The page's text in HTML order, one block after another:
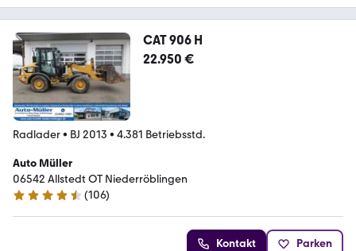
CAT 906 H
22.950 €
Radlader• BJ 2013 • 4.381 Betriebsstd.
Auto Müller
06542 Allstedt OT Niederröblingen
4.3 Sterne
(106)
Kontakt Parken